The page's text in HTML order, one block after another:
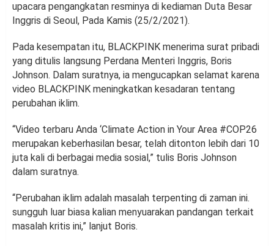
upacara pengangkatan resminya di kediaman Duta Besar
Inggris di Seoul, Pada Kamis (25/2/2021).
Pada kesempatan itu, BLACKPINK menerima surat pribadi
yang ditulis langsung Perdana Menteri Inggris, Boris
Johnson. Dalam suratnya, ia mengucapkan selamat karena
video BLACKPINK meningkatkan kesadaran tentang
perubahan iklim.
“Video terbaru Anda ‘Climate Action in Your Area #COP26
merupakan keberhasilan besar, telah ditonton lebih dari 10
juta kali di berbagai media sosial,” tulis Boris Johnson
dalam suratnya.
“Perubahan iklim adalah masalah terpenting di zaman ini.
sungguh luar biasa kalian menyuarakan pandangan terkait
masalah kritis ini,” lanjut Boris.